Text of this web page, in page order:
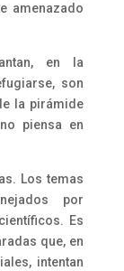
amenazado
en la
son
la pirámide
piensa en
Los temas
por
Es
que, en
intentan